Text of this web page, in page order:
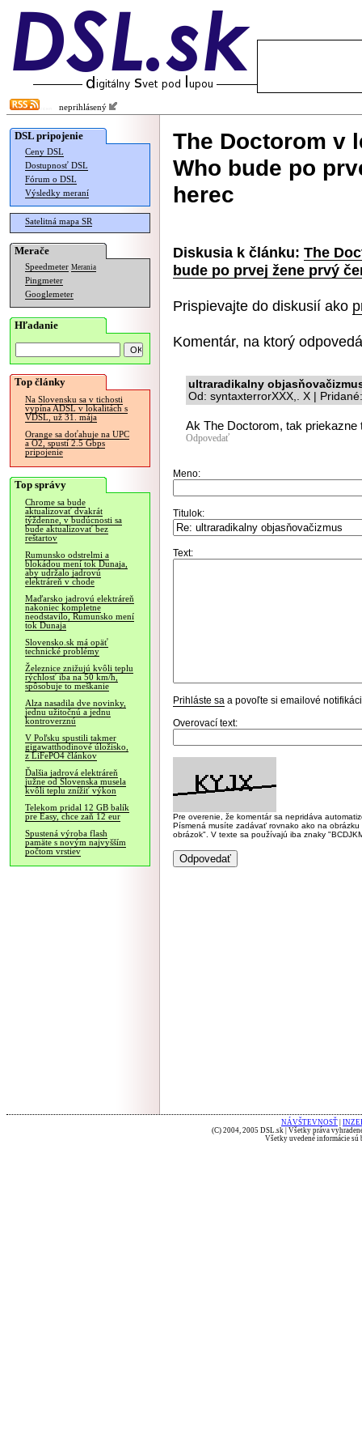
neprihlásený
DSL pripojenie
Ceny DSL
Dostupnosť DSL
Fórum o DSL
Výsledky meraní
Satelitná mapa SR
Merače
Speedmeter Merania
Pingmeter
Googlemeter
Hľadanie
Top články
Na Slovensku sa v tichosti
vypína ADSL v lokalitách s
VDSL, už 31. mája
Orange sa doťahuje na UPC
a O2, spustí 2.5 Gbps
pripojenie
Top správy
Chrome sa bude
aktualizovať dvakrát
týždenne, v budúcnosti sa
bude aktualizovať bez
reštartov
Rumunsko odstrelmi a
blokádou mení tok Dunaja,
aby udržalo jadrovú
elektráreň v chode
Maďarsko jadrovú elektráreň
nakoniec kompletne
neodstavilo, Rumunsko mení
tok Dunaja
Slovensko.sk má opäť
technické problémy
Železnice znižujú kvôli teplu
rýchlosť iba na 50 km/h,
spôsobuje to meškanie
Alza nasadila dve novinky,
jednu užitočnú a jednu
kontroverznú
V Poľsku spustili takmer
gigawatthodinové úložisko,
z LiFePO4 článkov
Ďalšia jadrová elektráreň
južne od Slovenska musela
kvôli teplu znížiť výkon
Telekom pridal 12 GB balík
pre Easy, chce zaň 12 eur
Spustená výroba flash
pamäte s novým najvyšším
počtom vrstiev
The Doctorom v
Who bude po
herec
Diskusia k článku: The
bude po prvej žene prvý
Prispievajte do diskusií ako
Komentár, na ktorý
ultraradikalny
Od: syntaxterrorXXX,. X |
Ak The Doctorom, tak priekazne
Odpovedať
Meno:
Titulok:
Text:
Prihláste sa a povoľte si emailové
Overovací text:
Pre overenie, že komentár sa nepridáva
Písmená musíte zadávať rovnako ako na
obrázok". V texte sa používajú iba znaky
NÁVŠTEVNOSŤ
(C) 2004, 2005 DSL.sk | Všetky práva
Všetky uvedené informácie sú